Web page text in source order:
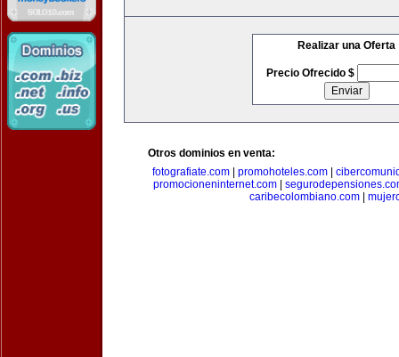
Realizar una Oferta
Precio Ofrecido $
Otros dominios en venta:
fotografiate.com
promohoteles.com
promocioneninternet.com|
caribecolombiano.com|